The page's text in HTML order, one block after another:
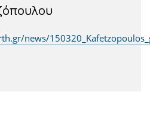
news/